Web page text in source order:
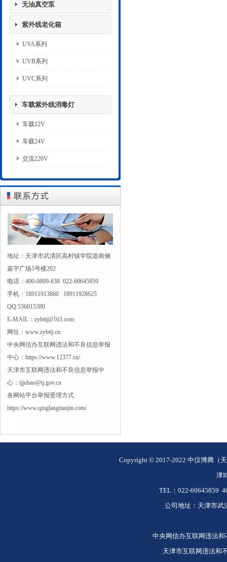
无油真空泵
紫外线老化箱
UVA系列
UVB系列
UVC系列
车载紫外线消毒灯
车载12V
车载24V
交流220V
地址：天津市武清区高村镇学院道南侧
嘉宇广场5号楼202
电话：400-0809-638 022-60645859
手机：18911913860 18911928625
QQ:536015380
E-MAIL：zybttj@163.com
网址：www.zybttj.cn
中央网信办互联网违法和不良信息举报
中心：https://www.12377.cn/
天津市互联网违法和不良信息举报中
心：tjjubao@tj.gov.cn
各网站平台举报受理方式
https://www.qinglangtianjin.com/
Copyright © 2017-2022 中仪博腾（
津
TEL：022-60645859
公司地址：天津市武
中央网信办互联网违法和
天津市互联网违法和